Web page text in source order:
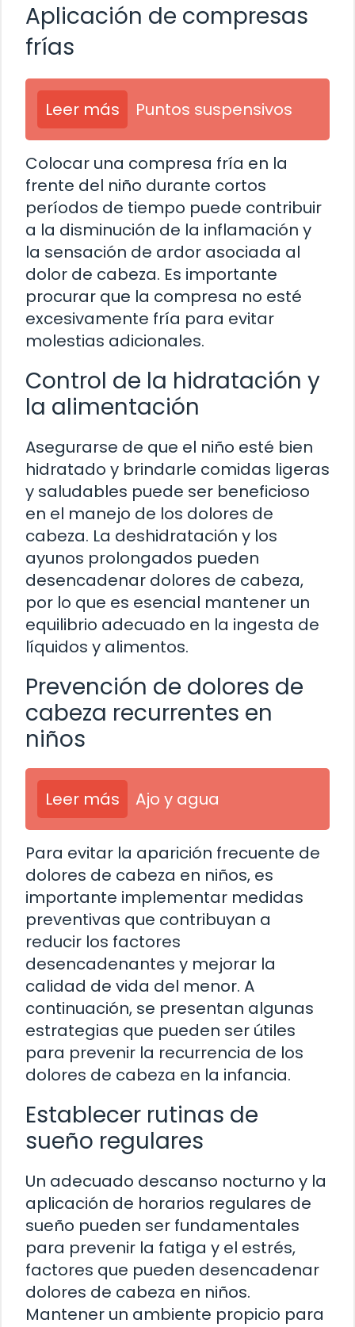
Aplicación de compresas
frías
Leer más Puntos suspensivos
Colocar una compresa fría en la
frente del niño durante cortos
períodos de tiempo puede contribuir
a la disminución de la inflamación y
la sensación de ardor asociada al
dolor de cabeza. Es importante
procurar que la compresa no esté
excesivamente fría para evitar
molestias adicionales.
Control de la hidratación y
la alimentación
Asegurarse de que el niño esté bien
hidratado y brindarle comidas ligeras
y saludables puede ser beneficioso
en el manejo de los dolores de
cabeza. La deshidratación y los
ayunos prolongados pueden
desencadenar dolores de cabeza,
por lo que es esencial mantener un
equilibrio adecuado en la ingesta de
líquidos y alimentos.
Prevención de dolores de
cabeza recurrentes en
niños
Leer más Ajo y agua
Para evitar la aparición frecuente de
dolores de cabeza en niños, es
importante implementar medidas
preventivas que contribuyan a
reducir los factores
desencadenantes y mejorar la
calidad de vida del menor. A
continuación, se presentan algunas
estrategias que pueden ser útiles
para prevenir la recurrencia de los
dolores de cabeza en la infancia.
Establecer rutinas de
sueño regulares
Un adecuado descanso nocturno y la
aplicación de horarios regulares de
sueño pueden ser fundamentales
para prevenir la fatiga y el estrés,
factores que pueden desencadenar
dolores de cabeza en niños.
Mantener un ambiente propicio para